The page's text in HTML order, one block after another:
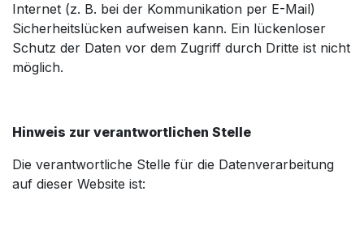
Internet (z. B. bei der Kommunikation per E-Mail)
Sicherheitslücken aufweisen kann. Ein lückenloser
Schutz der Daten vor dem Zugriff durch Dritte ist nicht
möglich.
Hinweis zur verantwortlichen Stelle
Die verantwortliche Stelle für die Datenverarbeitung
auf dieser Website ist: